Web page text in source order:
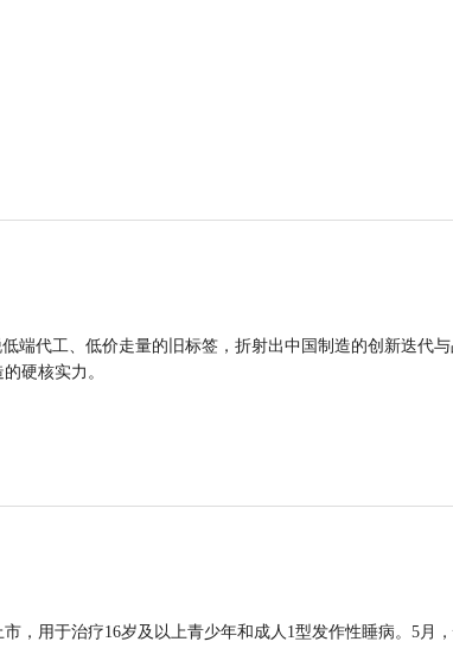
端代工、低价走量的旧标签，折射出中国制造的创新迭代
硬核实力。
，用于治疗16岁及以上青少年和成人1型发作性睡病。5月